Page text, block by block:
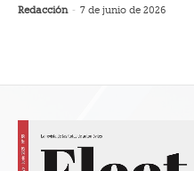
Redacción - 7 de junio de 2026